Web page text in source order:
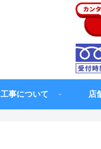
工事について 店